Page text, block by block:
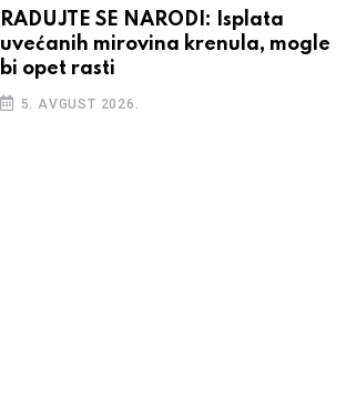
RADUJTE SE NARODI: Isplata
uvećanih mirovina krenula, mogle
bi opet rasti
5. AVGUST 2026.